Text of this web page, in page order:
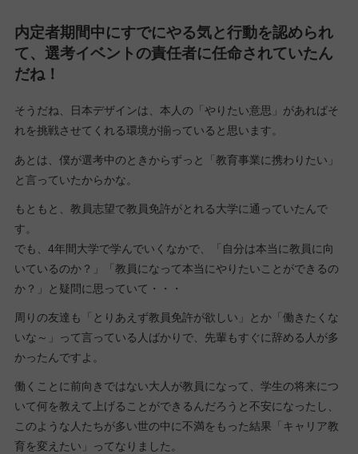
内定者期間中にすでにやる気と行動を認められ
て、選考イベントの責任者に任命されていたん
だね！
そうだね、日本デザインは、本人の「やりたい意思」があればそ
れを挑戦させてくれる環境が揃っていると思います。
あとは、僕が選考中のときからずっと「教育事業に携わりたい」
と言っていたからかな。
もともと、教員志望で教員免許がとれる大学に通っていたんで
す。
でも、4年間大学で学んでいくなかで、「自分は本当に教員に向
いているのか？」「教員になって本当にやりたいことができるの
か？」と疑問に思っていて・・・
周りの友達も「とりあえず教員免許が欲しい」とか「働きたくな
いな～」って言っている人ばかりで、先輩もすぐに辞める人が多
かったんですよ。
働くことに前向きではない大人が教員になって、学生の将来につ
いて何を教えて上げることができるんだろうと不安になったし、
このような人たちが多い世の中に不満をもった結果「キャリア教
育を変えたい」ってなりました。